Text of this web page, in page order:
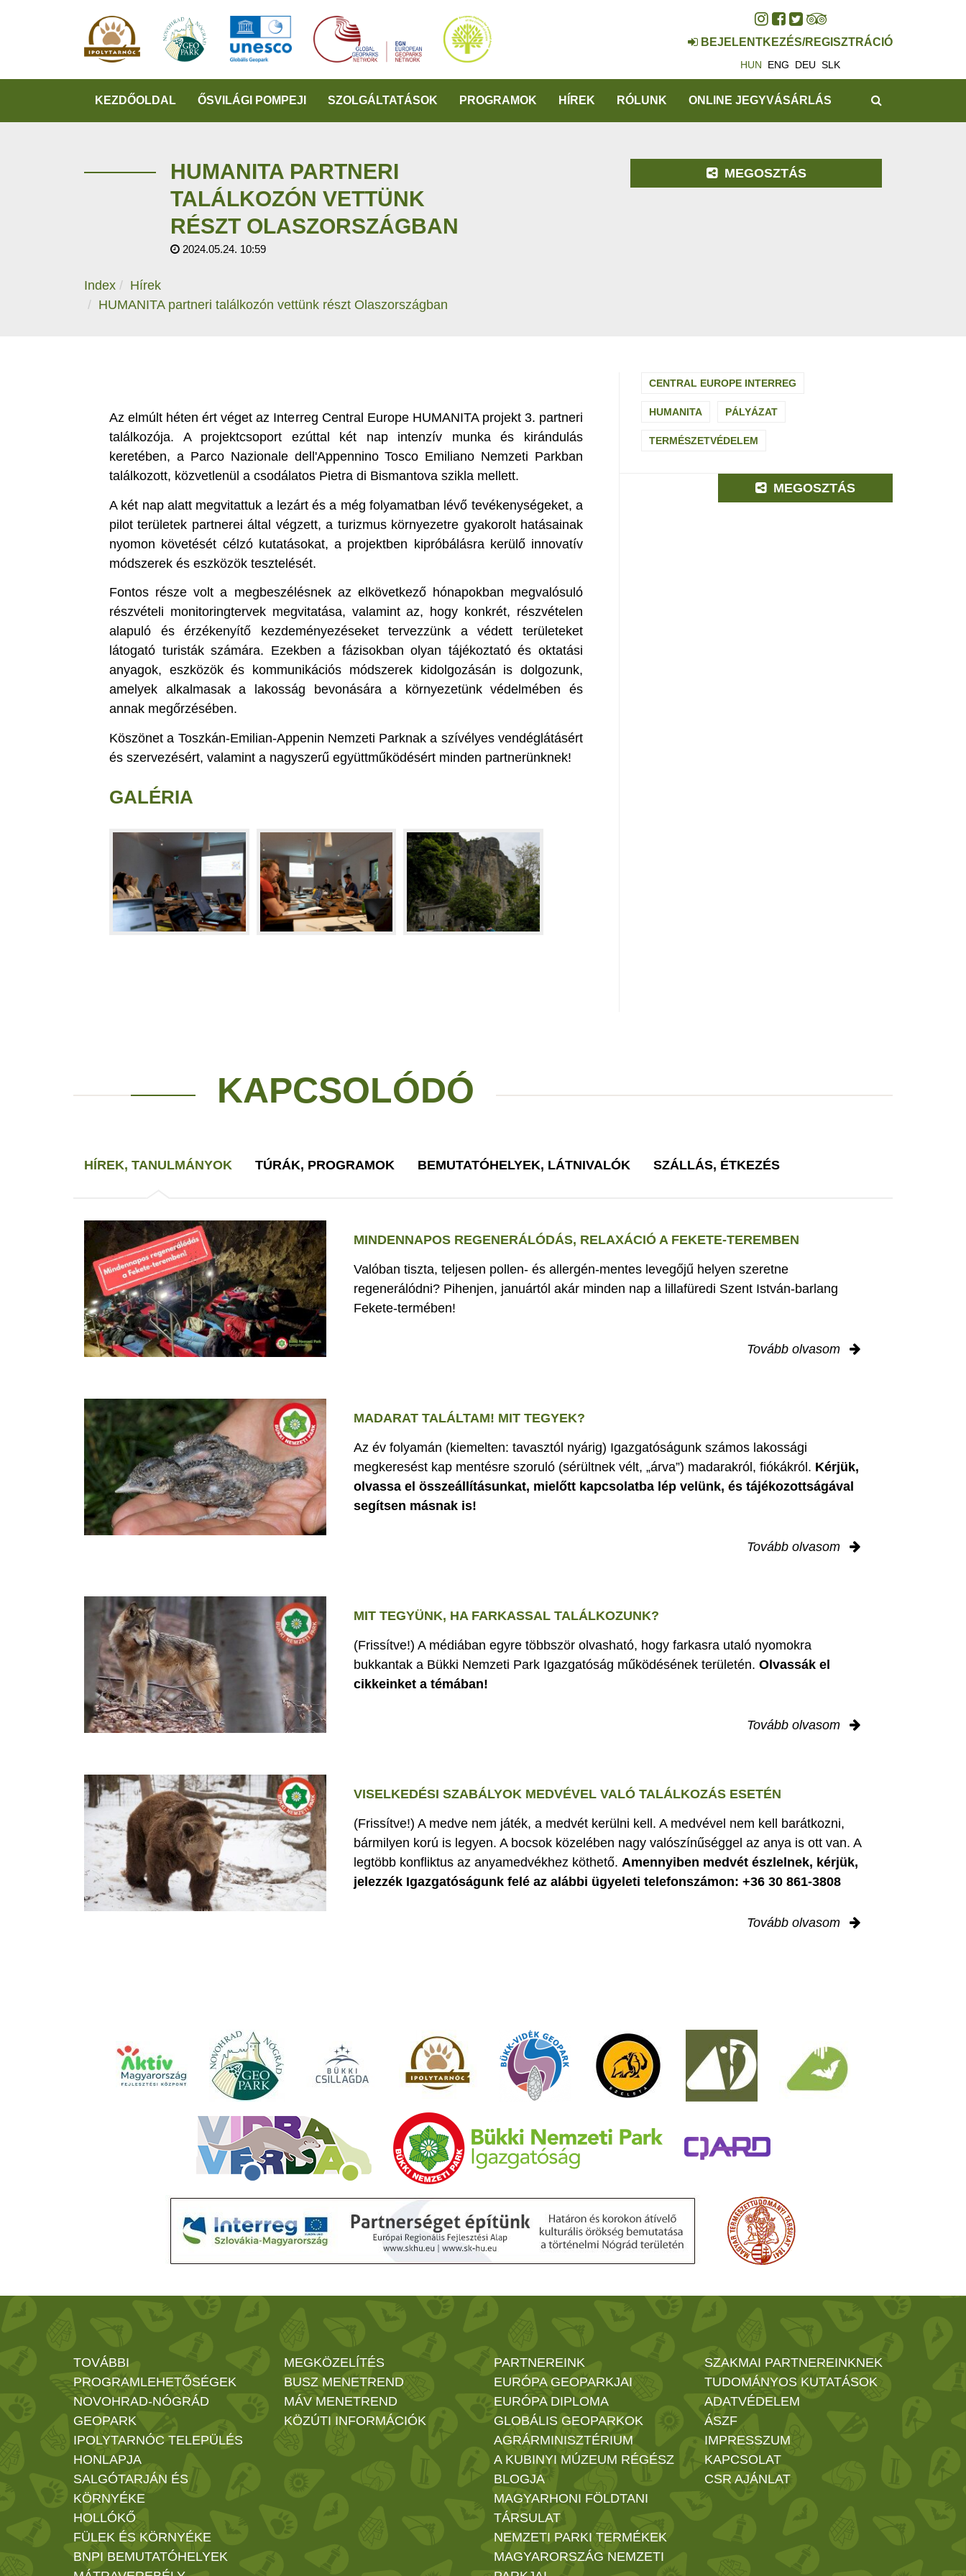
BEJELENTKEZÉS/REGISZTRÁCIÓ
HUN ENG DEU SLK
KEZDŐOLDAL ŐSVILÁGI POMPEJI SZOLGÁLTATÁSOK PROGRAMOK HÍREK RÓLUNK ONLINE JEGYVÁSÁRLÁS
HUMANITA PARTNERI
TALÁLKOZÓN VETTÜNK
RÉSZT OLASZORSZÁGBAN
2024.05.24. 10:59
Index
Hírek
HUMANITA partneri találkozón vettünk részt Olaszországban
MEGOSZTÁS
Az elmúlt héten ért véget az Interreg Central Europe HUMANITA projekt 3. partneri
találkozója. A projektcsoport ezúttal két nap intenzív munka és kirándulás
keretében, a Parco Nazionale dell'Appennino Tosco Emiliano Nemzeti Parkban
találkozott, közvetlenül a csodálatos Pietra di Bismantova szikla mellett.
A két nap alatt megvitattuk a lezárt és a még folyamatban lévő tevékenységeket, a
pilot területek partnerei által végzett, a turizmus környezetre gyakorolt hatásainak
nyomon követését célzó kutatásokat, a projektben kipróbálásra kerülő innovatív
módszerek és eszközök tesztelését.
Fontos része volt a megbeszélésnek az elkövetkező hónapokban megvalósuló
részvételi monitoringtervek megvitatása, valamint az, hogy konkrét, részvételen
alapuló és érzékenyítő kezdeményezéseket tervezzünk a védett területeket
látogató turisták számára. Ezekben a fázisokban olyan tájékoztató és oktatási
anyagok, eszközök és kommunikációs módszerek kidolgozásán is dolgozunk,
amelyek alkalmasak a lakosság bevonására a környezetünk védelmében és
annak megőrzésében.
Köszönet a Toszkán-Emilian-Appenin Nemzeti Parknak a szívélyes vendéglátásért
és szervezésért, valamint a nagyszerű együttműködésért minden partnerünknek!
GALÉRIA
CENTRAL EUROPE INTERREG
HUMANITA PÁLYÁZAT
TERMÉSZETVÉDELEM
MEGOSZTÁS
KAPCSOLÓDÓ
HÍREK, TANULMÁNYOK TÚRÁK, PROGRAMOK BEMUTATÓHELYEK, LÁTNIVALÓK SZÁLLÁS, ÉTKEZÉS
MINDENNAPOS REGENERÁLÓDÁS, RELAXÁCIÓ A FEKETE-TEREMBEN
Valóban tiszta, teljesen pollen- és allergén-mentes levegőjű helyen szeretne
regenerálódni? Pihenjen, januártól akár minden nap a lillafüredi Szent István-barlang
Fekete-termében!
Tovább olvasom
MADARAT TALÁLTAM! MIT TEGYEK?
Az év folyamán (kiemelten: tavasztól nyárig) Igazgatóságunk számos lakossági
megkeresést kap mentésre szoruló (sérültnek vélt, „árva”) madarakról, fiókákról. Kérjük,
olvassa el összeállításunkat, mielőtt kapcsolatba lép velünk, és tájékozottságával
segítsen másnak is!
Tovább olvasom
MIT TEGYÜNK, HA FARKASSAL TALÁLKOZUNK?
(Frissítve!) A médiában egyre többször olvasható, hogy farkasra utaló nyomokra
bukkantak a Bükki Nemzeti Park Igazgatóság működésének területén. Olvassák el
cikkeinket a témában!
Tovább olvasom
VISELKEDÉSI SZABÁLYOK MEDVÉVEL VALÓ TALÁLKOZÁS ESETÉN
(Frissítve!) A medve nem játék, a medvét kerülni kell. A medvével nem kell barátkozni,
bármilyen korú is legyen. A bocsok közelében nagy valószínűséggel az anya is ott van. A
legtöbb konfliktus az anyamedvékhez köthető. Amennyiben medvét észlelnek, kérjük,
jelezzék Igazgatóságunk felé az alábbi ügyeleti telefonszámon: +36 30 861-3808
Tovább olvasom
TOVÁBBI
PROGRAMLEHETŐSÉGEK
NOVOHRAD-NÓGRÁD
GEOPARK
IPOLYTARNÓC TELEPÜLÉS
HONLAPJA
SALGÓTARJÁN ÉS
KÖRNYÉKE
HOLLÓKŐ
FÜLEK ÉS KÖRNYÉKE
BNPI BEMUTATÓHELYEK
MEGKÖZELÍTÉS
BUSZ MENETREND
MÁV MENETREND
KÖZÚTI INFORMÁCIÓK
PARTNEREINK
EURÓPA GEOPARKJAI
EURÓPA DIPLOMA
GLOBÁLIS GEOPARKOK
AGRÁRMINISZTÉRIUM
A KUBINYI MÚZEUM RÉGÉSZ
BLOGJA
MAGYARHONI FÖLDTANI
TÁRSULAT
NEMZETI PARKI TERMÉKEK
MAGYARORSZÁG NEMZETI
SZAKMAI PARTNEREINKNEK
TUDOMÁNYOS KUTATÁSOK
ADATVÉDELEM
ÁSZF
IMPRESSZUM
KAPCSOLAT
CSR AJÁNLAT